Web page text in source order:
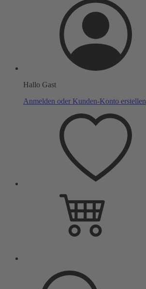
Hallo Gast
Anmelden oder Kunden-Konto erstellen